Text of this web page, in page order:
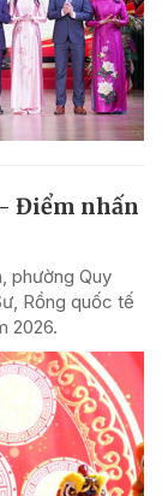
- Điểm nhấn
phường Quy
Rồng quốc tế
2026.